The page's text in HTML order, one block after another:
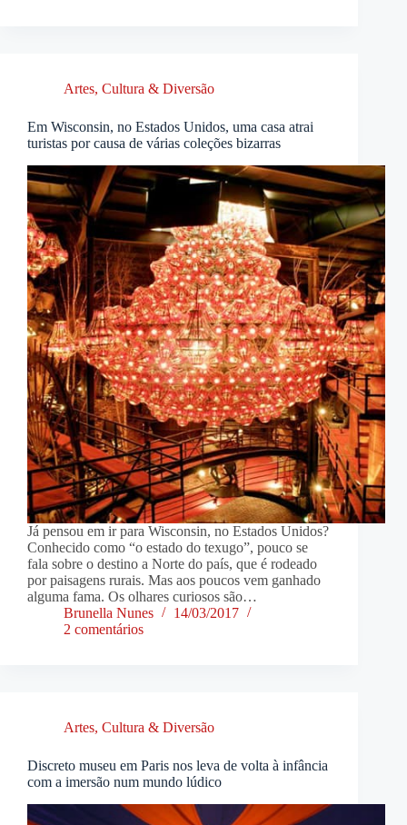
Artes, Cultura & Diversão
Em Wisconsin, no Estados Unidos, uma casa atrai
turistas por causa de várias coleções bizarras
Já pensou em ir para Wisconsin, no Estados Unidos?
Conhecido como “o estado do texugo”, pouco se
fala sobre o destino a Norte do país, que é rodeado
por paisagens rurais. Mas aos poucos vem ganhado
alguma fama. Os olhares curiosos são…
Brunella Nunes
14/03/2017
2 comentários
Artes, Cultura & Diversão
Discreto museu em Paris nos leva de volta à infância
com a imersão num mundo lúdico